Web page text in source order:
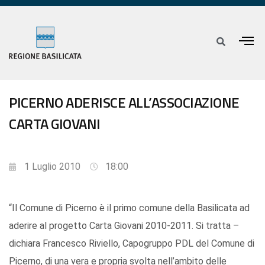
PICERNO ADERISCE ALL’ASSOCIAZIONE
CARTA GIOVANI
1 Luglio 2010 18:00
“Il Comune di Picerno è il primo comune della Basilicata ad
aderire al progetto Carta Giovani 2010-2011. Si tratta –
dichiara Francesco Riviello, Capogruppo PDL del Comune di
Picerno, di una vera e propria svolta nell’ambito delle